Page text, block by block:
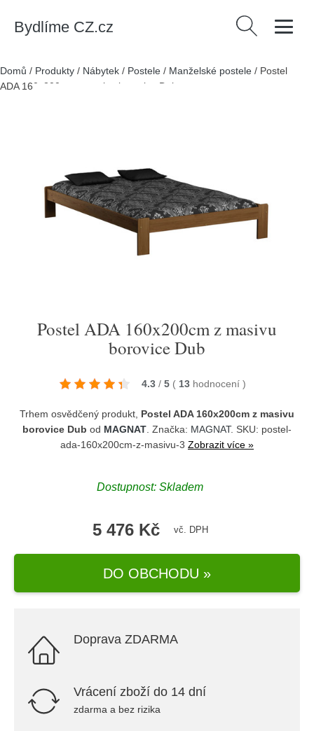
Bydlíme CZ.cz Vyhledávání
Domů / Produkty / Nábytek / Postele / Manželské postele / Postel
ADA 160x200cm z masivu borovice Dub
Postel ADA 160x200cm z masivu
borovice Dub
4.3 / 5 ( 13 hodnocení )
Trhem osvědčený produkt, Postel ADA 160x200cm z masivu
borovice Dub od MAGNAT . Značka: MAGNAT. SKU: postel-
ada-160x200cm-z-masivu-3 Zobrazit více »
Dostupnost: Skladem
5 476 Kč vč. DPH
DO OBCHODU »
Doprava ZDARMA
Vrácení zboží do 14 dní
zdarma a bez rizika